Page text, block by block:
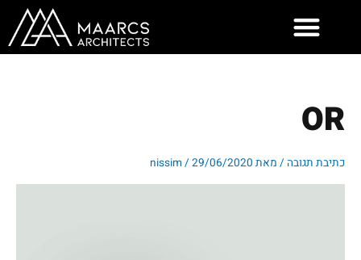
OR
כתיבת תגובה / מאת nissim / 29/06/2020